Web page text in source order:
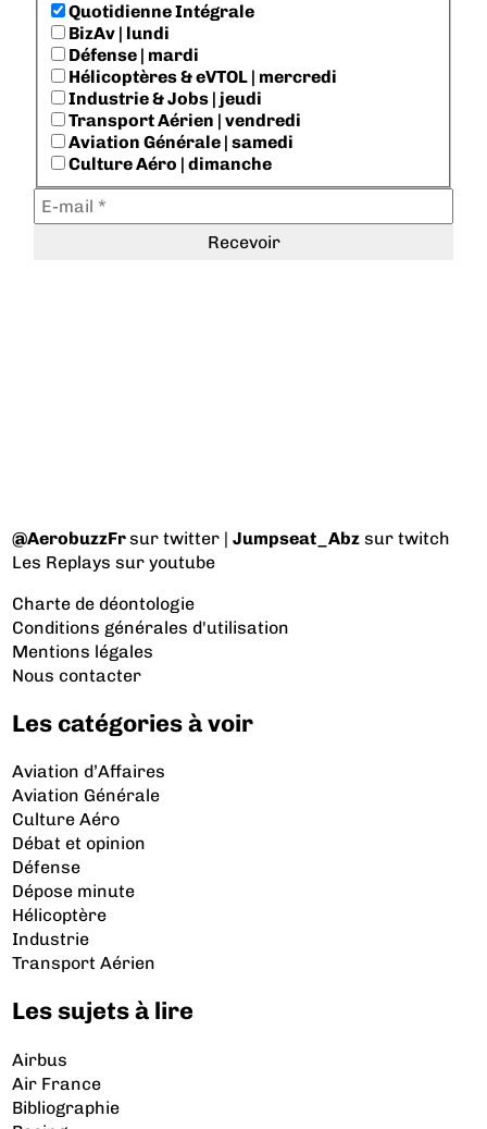
Quotidienne Intégrale
BizAv | lundi
Défense | mardi
Hélicoptères & eVTOL | mercredi
Industrie & Jobs | jeudi
Transport Aérien | vendredi
Aviation Générale | samedi
Culture Aéro | dimanche
@AerobuzzFrsur twitter |Jumpseat_Abz sur twitch
Les Replays sur youtube
Charte de déontologie
Conditions générales d'utilisation
Mentions légales
Nous contacter
Les catégories à voir
Aviation d’Affaires
Aviation Générale
Culture Aéro
Débat et opinion
Défense
Dépose minute
Hélicoptère
Industrie
Transport Aérien
Les sujets à lire
Airbus
Air France
Bibliographie